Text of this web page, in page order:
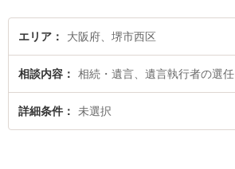
エリア 大阪府、堺市西区
相談内容 相続・遺言、遺言執行者の選任
詳細条件 未選択